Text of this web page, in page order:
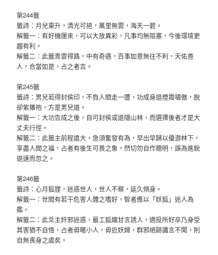
第244籤
籤詩：月兒東升，清光可挹，萬里無雲，海天一碧。
解籤一：有好機運來，可以大放異彩，凡事均無阻塞，今後環境更
趨有利。
解籤二：此籤青雲得路，中有奇遇，百事如意無往不利，天佑善
人，合當如是，占之者吉。
第245籤
籤詩：男兒若得封侯印，不負人間走一遭，功成身退煙霞嘯傲，脫
卻紫羅袍，方是男兒道。
解籤一：大功告成之後，自可封侯或退隱山林，而選擇後者才是大
丈夫行徑。
解籤二：此籤主前程遠大，急須奮發有為，早出早歸以優游林下，
享盡人間之福，占者有後生可畏之象，然切勿自作聰明，誤為進銳
退速而忽之。
第246籤
籤詩：心月狐狸，迷惑世人，世人不察，延久傾身。
解籤一：世間有若干危害人體之嗜好，智者應以「妖狐」迷人為
鑑。
解籤二：此爻主奸邪迷惑，最工狐媚甘言誘人，適投所好卒乃身受
其害猶不自悟，占者毋暱小人，毋近妖婦，群邪絕跡讒言不聞，則
自無喪身之虞矣。